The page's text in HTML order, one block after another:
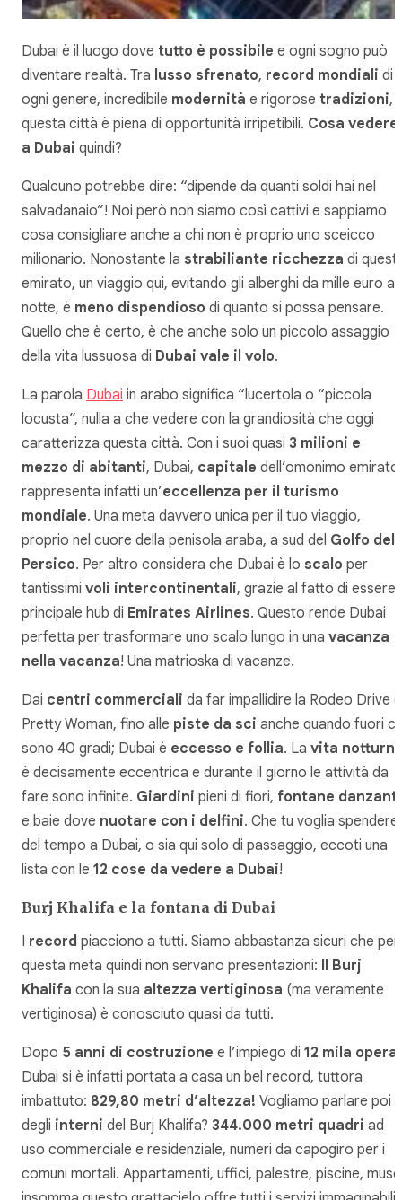
Dubai è il luogo dove tutto è possibile e ogni sogno può
diventare realtà. Tra lusso sfrenato, record mondiali di
ogni genere, incredibile modernità e rigorose tradizioni,
questa città è piena di opportunità irripetibili. Cosa vedere
a Dubai quindi?
Qualcuno potrebbe dire: “dipende da quanti soldi hai nel
salvadanaio”! Noi però non siamo così cattivi e sappiamo
cosa consigliare anche a chi non è proprio uno sceicco
milionario. Nonostante la strabiliante ricchezza di
emirato, un viaggio qui, evitando gli alberghi da mille euro a
notte, è meno dispendioso di quanto si possa pensare.
Quello che è certo, è che anche solo un piccolo assaggio
della vita lussuosa di Dubai vale il volo.
La parola Dubai in arabo significa “lucertola o “piccola
locusta”, nulla a che vedere con la grandiosità che oggi
caratterizza questa città. Con i suoi quasi 3 milioni e
mezzo di abitanti, Dubai, capitale dell’omonimo emirato,
rappresenta infatti un’eccellenza per il turismo
mondiale. Una meta davvero unica per il tuo viaggio,
proprio nel cuore della penisola araba, a sud del Golfo del
Persico. Per altro considera che Dubai è lo scalo per
tantissimi voli intercontinentali, grazie al fatto di essere
principale hub di Emirates Airlines. Questo rende Dubai
perfetta per trasformare uno scalo lungo in una vacanza
nella vacanza! Una matrioska di vacanze.
Dai centri commerciali da far impallidire la Rodeo Drive
Pretty Woman, fino alle piste da sci anche quando fuori ci
sono 40 gradi; Dubai è eccesso e follia. La vita
è decisamente eccentrica e durante il giorno le attività da
fare sono infinite. Giardini pieni di fiori, fontane danzanti
e baie dove nuotare con i delfini. Che tu voglia spendere
del tempo a Dubai, o sia qui solo di passaggio, eccoti una
lista con le 12 cose da vedere a Dubai!
Burj Khalifa e la fontana di Dubai
I record piacciono a tutti. Siamo abbastanza sicuri che per
questa meta quindi non servano presentazioni: Il Burj
Khalifa con la sua altezza vertiginosa (ma veramente
vertiginosa) è conosciuto quasi da tutti.
Dopo 5 anni di costruzione e l’impiego di 12 mila operai
Dubai si è infatti portata a casa un bel record, tuttora
imbattuto: 829,80 metri d’altezza! Vogliamo parlare poi
degli interni del Burj Khalifa? 344.000 metri quadri ad
uso commerciale e residenziale, numeri da capogiro per i
comuni mortali. Appartamenti, uffici, palestre, piscine,